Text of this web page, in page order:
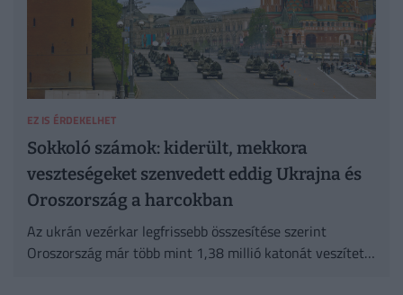
EZ IS ÉRDEKELHET
Sokkoló számok: kiderült, mekkora
veszteségeket szenvedett eddig Ukrajna és
Oroszország a harcokban
Az ukrán vezérkar legfrissebb összesítése szerint
Oroszország már több mint 1,38 millió katonát veszített